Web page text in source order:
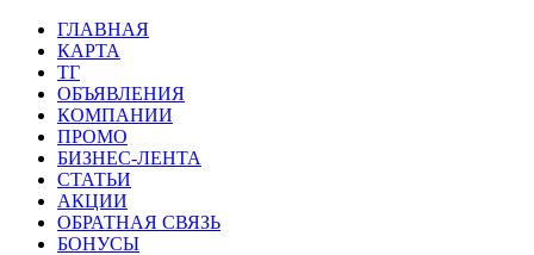
ГЛАВНАЯ
КАРТА
ТГ
ОБЪЯВЛЕНИЯ
КОМПАНИИ
ПРОМО
БИЗНЕС-ЛЕНТА
СТАТЬИ
АКЦИИ
ОБРАТНАЯ СВЯЗЬ
БОНУСЫ